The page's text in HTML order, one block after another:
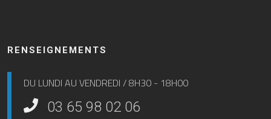
RENSEIGNEMENTS
DU LUNDI AU VENDREDI / 8H30 - 18H00
03 65 98 02 06